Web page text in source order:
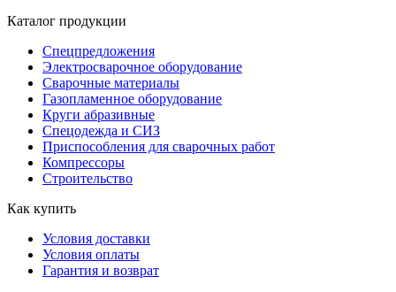
Каталог продукции
Спецпредложения
Электросварочное оборудование
Сварочные материалы
Газопламенное оборудование
Круги абразивные
Спецодежда и СИЗ
Приспособления для сварочных работ
Компрессоры
Строительство
Как купить
Условия доставки
Условия оплаты
Гарантия и возврат